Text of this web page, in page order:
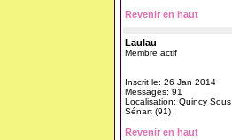
Revenir en haut
Laulau
Membre actif
Inscrit le: 26 Jan 2014
Messages: 91
Localisation: Quincy Sous
Sénart (91)
Revenir en haut